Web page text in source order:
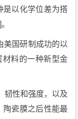
是以化学位差为搭
美国研制成功的以
料的一种新型金
韧性和强度，以及
陶瓷膜之后性能最